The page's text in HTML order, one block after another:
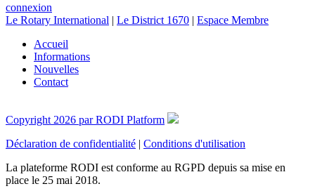
connexion
Le Rotary International | Le District 1670 | Espace Membre
Accueil
Informations
Nouvelles
Contact
Copyright 2026 par RODI Platform
Déclaration de confidentialité | Conditions d'utilisation
La plateforme RODI est conforme au RGPD depuis sa mise en
place le 25 mai 2018.